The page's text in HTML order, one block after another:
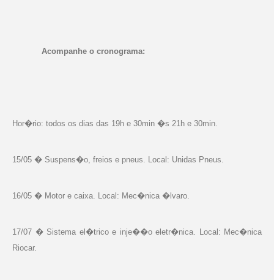
Acompanhe o cronograma:
Hor�rio: todos os dias das 19h e 30min �s 21h e 30min.
15/05 � Suspens�o, freios e pneus. Local: Unidas Pneus.
16/05 � Motor e caixa. Local: Mec�nica �lvaro.
17/07 � Sistema el�trico e inje��o eletr�nica. Local: Mec�nica
Riocar.